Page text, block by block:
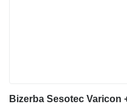
Bizerba Sesotec Varicon